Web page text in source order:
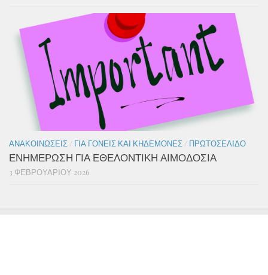
ΑΝΑΚΟΙΝΏΣΕΙΣ / ΓΙΑ ΓΟΝΕΊΣ ΚΑΙ ΚΗΔΕΜΌΝΕΣ / ΠΡΩΤΟΣΈΛΙΔΟ
ΕΝΗΜΕΡΩΣΗ ΓΙΑ ΕΘΕΛΟΝΤΙΚΗ ΑΙΜΟΔΟΣΙΑ
3 ΦΕΒΡΟΥΑΡΊΟΥ 2026